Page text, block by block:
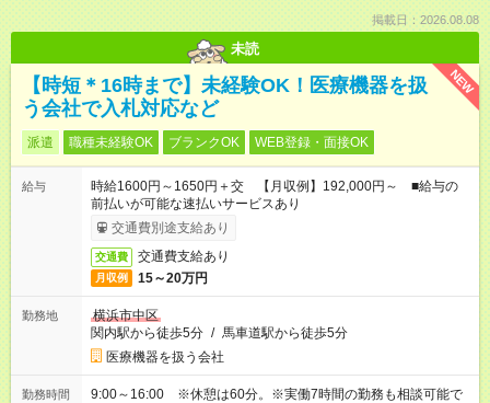
掲載日：2026.08.08
未読
NEW
【時短＊16時まで】未経験OK！医療機器を扱
う会社で入札対応など
派遣 職種未経験OK ブランクOK WEB登録・面接OK
給与
時給1600円～1650円＋交 【月収例】192,000円～ ■給与の
前払いが可能な速払いサービスあり
交通費別途支給あり
交通費 交通費支給あり
月収例 15～20万円
勤務地
横浜市中区
関内駅から徒歩5分 / 馬車道駅から徒歩5分
医療機器を扱う会社
勤務時間
9:00～16:00 ※休憩は60分。※実働7時間の勤務も相談可能で